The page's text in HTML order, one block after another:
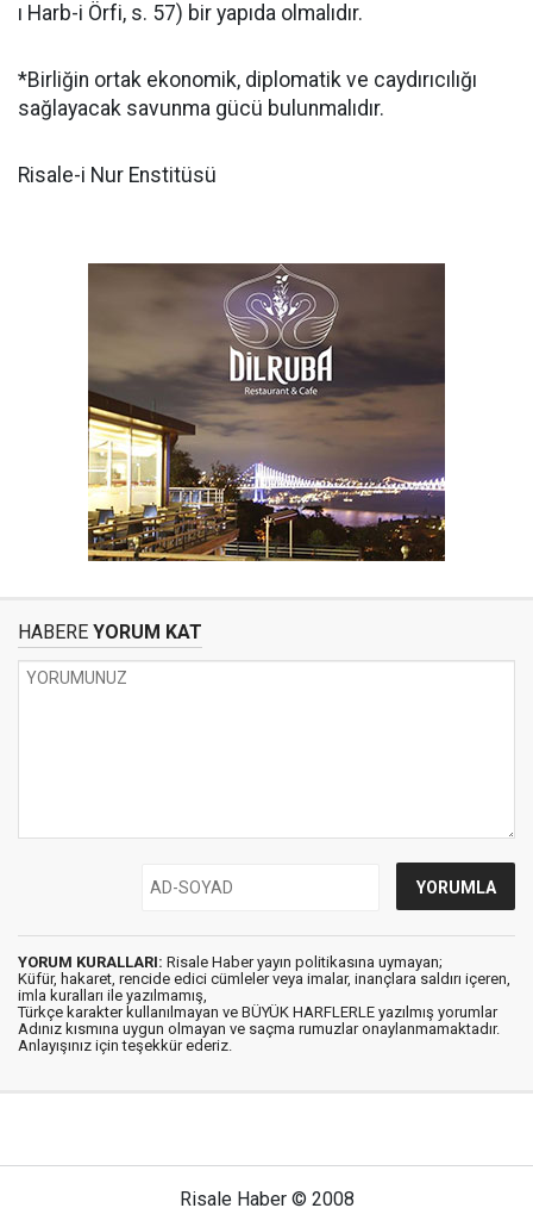
ı Harb-i Örfi, s. 57) bir yapıda olmalıdır.
*Birliğin ortak ekonomik, diplomatik ve caydırıcılığı
sağlayacak savunma gücü bulunmalıdır.
Risale-i Nur Enstitüsü
HABERE YORUM KAT
YORUM KURALLARI: Risale Haber yayın politikasına uymayan;
Küfür, hakaret, rencide edici cümleler veya imalar, inançlara saldırı içeren,
imla kuralları ile yazılmamış,
Türkçe karakter kullanılmayan ve BÜYÜK HARFLERLE yazılmış yorumlar
Adınız kısmına uygun olmayan ve saçma rumuzlar onaylanmamaktadır.
Anlayışınız için teşekkür ederiz.
Risale Haber © 2008